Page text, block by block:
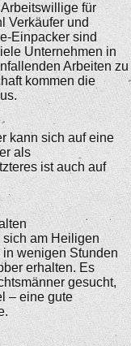
für
Verkäufer und
Einpacker sind
Unternehmen in
Arbeiten zu
kommen die
kann sich auf eine
als
ist auch auf
sich am Heiligen
wenigen Stunden
erhalten. Es
gesucht,
– eine gute